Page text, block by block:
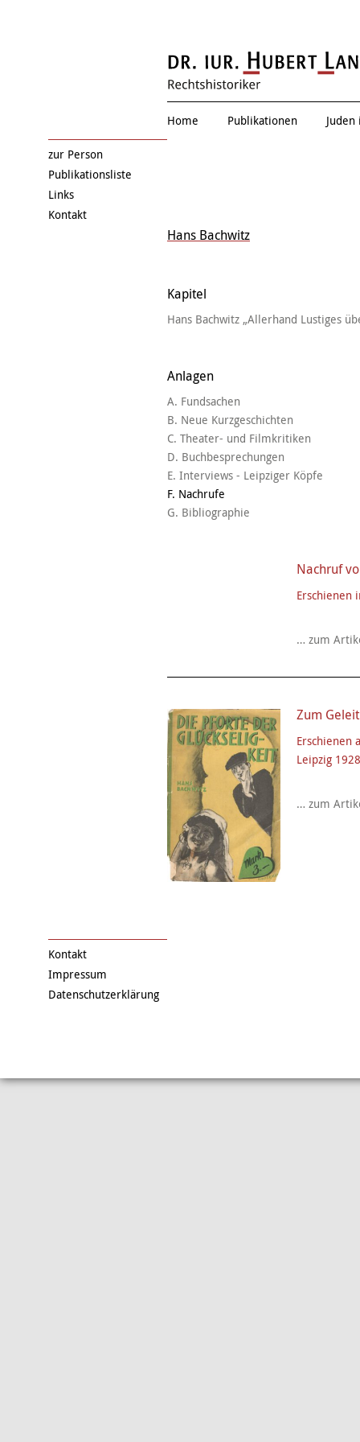
Thema
Home Publikationen
Hans Bachwitz
Kapitel
Hans Bachwitz „Allerhand Lustiges
Anlagen
A. Fundsachen
B. Neue Kurzgeschichten
C. Theater- und Filmkritiken
D. Buchbesprechungen
E. Interviews - Leipziger Köpfe
F. Nachrufe
G. Bibliographie
Nachruf
Erschienen
… zum
Zum
Erschienen
Leipzig
… zum
zur Person
Publikationsliste
Links
Kontakt
Kontakt
Impressum
Datenschutzerklärung